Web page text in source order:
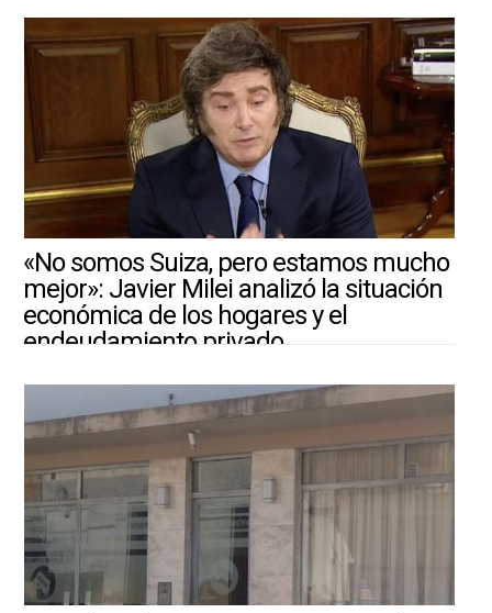
«No somos Suiza, pero estamos mucho
mejor»: Javier Milei analizó la situación
económica de los hogares y el
endeudamiento privado